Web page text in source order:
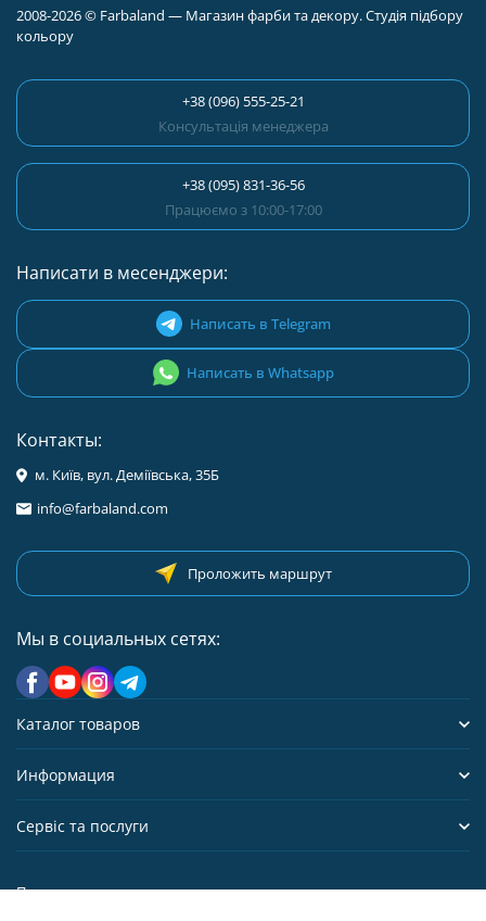
2008-2026 © Farbaland — Магазин фарби та декору. Студія підбору
кольору
+38 (096) 555-25-21
Консультація менеджера
+38 (095) 831-36-56
Працюємо з 10:00-17:00
Написати в месенджери:
Написать в Telegram
Написать в Whatsapp
Контакты:
м. Київ, вул. Деміївська, 35Б
info@farbaland.com
Проложить маршрут
Мы в социальных сетях:
Каталог товаров
Информация
Сервіс та послуги
Политика персональных данных